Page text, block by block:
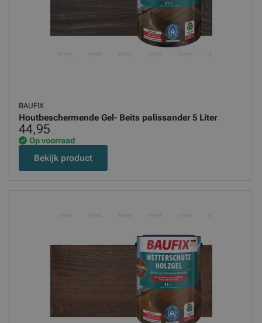
BAUFIX
Houtbeschermende Gel- Beits palissander 5 Liter
44,95
Op voorraad
Bekijk product